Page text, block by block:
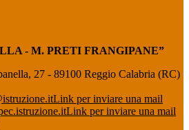
- M. PRETI FRANGIPANE”
27 - 89100 Reggio Calabria (RC)
Link per inviare una mail
Link per inviare una mail